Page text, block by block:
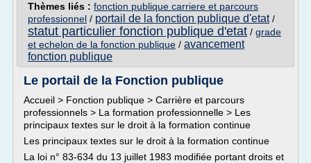
Thèmes liés : fonction publique carriere et parcours
professionnel / portail de la fonction publique d'etat/
statut particulier fonction publique d'etat / grade
et echelon de la fonction publique / avancement
fonction publique
Le portail de la Fonction publique
Accueil > Fonction publique > Carrière et parcours
professionnels > La formation professionnelle > Les
principaux textes sur le droit à la formation continue
Les principaux textes sur le droit à la formation continue
La loi n° 83-634 du 13 juillet 1983 modifiée portant droits et